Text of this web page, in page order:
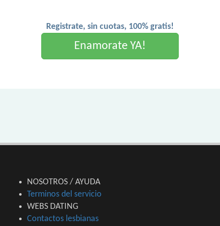
Registrate, sin cuotas, 100% gratis!
Enamorate YA!
NOSOTROS / AYUDA
Terminos del servicio
WEBS DATING
Contactos lesbianas